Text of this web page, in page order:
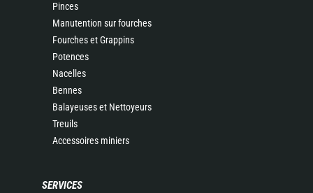
Pinces
Manutention sur fourches
Fourches et Grappins
Potences
Nacelles
Bennes
Balayeuses et Nettoyeurs
Treuils
Accessoires miniers
SERVICES